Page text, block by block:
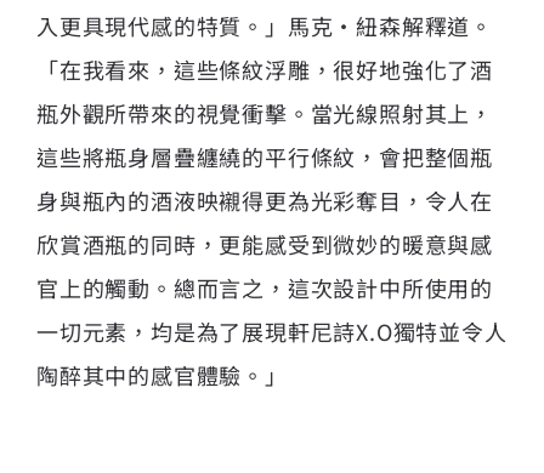
入更具現代感的特質。」馬克·紐森解釋道。
「在我看來，這些條紋浮雕，很好地強化了酒
瓶外觀所帶來的視覺衝擊。當光線照射其上，
這些將瓶身層疊纏繞的平行條紋，會把整個瓶
身與瓶內的酒液映襯得更為光彩奪目，令人在
欣賞酒瓶的同時，更能感受到微妙的暖意與感
官上的觸動。總而言之，這次設計中所使用的
一切元素，均是為了展現軒尼詩X.O獨特並令人
陶醉其中的感官體驗。」